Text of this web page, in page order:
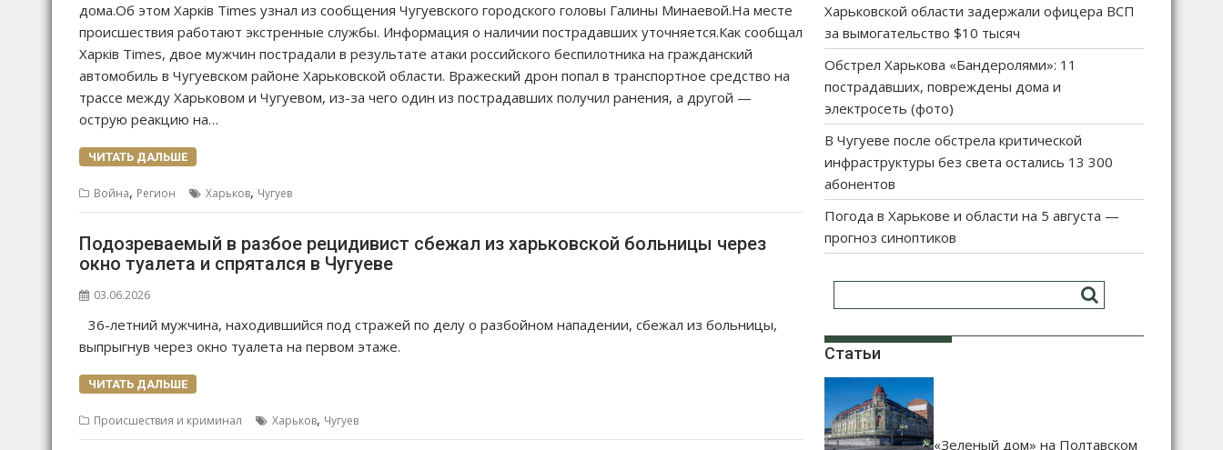
дома.Об этом Харків Times узнал из сообщения Чугуевского городского головы Галины Минаевой.На месте
происшествия работают экстренные службы. Информация о наличии пострадавших уточняется.Как сообщал
Харків Times, двое мужчин пострадали в результате атаки российского беспилотника на гражданский
автомобиль в Чугуевском районе Харьковской области. Вражеский дрон попал в транспортное средство на
трассе между Харьковом и Чугуевом, из-за чего один из пострадавших получил ранения, а другой —
острую реакцию на…
ЧИТАТЬ ДАЛЬШЕ
Война, Регион Харьков, Чугуев
Подозреваемый в разбое рецидивист сбежал из харьковской больницы через
окно туалета и спрятался в Чугуеве
03.06.2026
36-летний мужчина, находившийся под стражей по делу о разбойном нападении, сбежал из больницы,
выпрыгнув через окно туалета на первом этаже.
ЧИТАТЬ ДАЛЬШЕ
Происшествия и криминал Харьков, Чугуев
Харьковской области задержали офицера ВСП
за вымогательство $10 тысяч
Обстрел Харькова «Бандеролями»: 11
пострадавших, повреждены дома и
электросеть (фото)
В Чугуеве после обстрела критической
инфраструктуры без света остались 13 300
абонентов
Погода в Харькове и области на 5 августа —
прогноз синоптиков
Статьи
«Зеленый дом» на Полтавском